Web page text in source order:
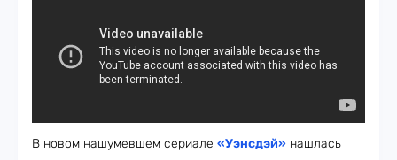
В новом нашумевшем сериале «Уэнсдэй» нашлась